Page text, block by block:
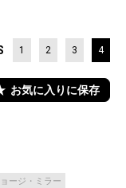
1 2 3 4
お気に入りに保存
ージ・ミラー